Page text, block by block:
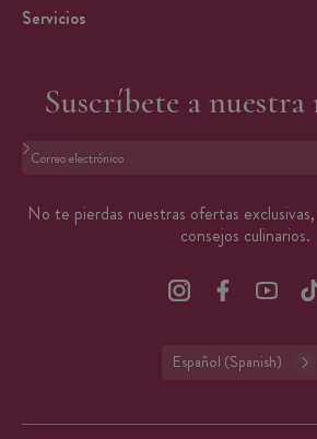
Servicios
Suscríbete a
Formato: dirección@email.com
No te pierdas nuestras ofertas
consejos culinarios.
Español (Spanish)